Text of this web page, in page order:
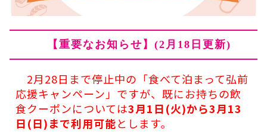
【重要なお知らせ】(2月18日更新)
2月28日まで停止中の「食べて泊まって弘前
応援キャンペーン」ですが、既にお持ちの飲
食クーポンについては3月1日(火)から3月13
日(日)まで利用可能とします。